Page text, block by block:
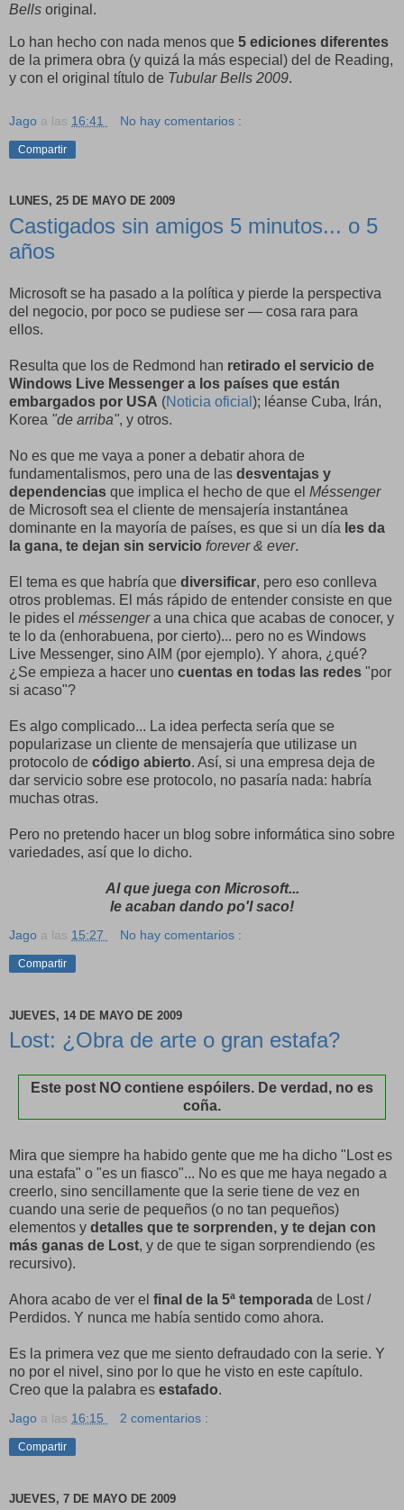
Bells original.
Lo han hecho con nada menos que 5 ediciones diferentes
de la primera obra (y quizá la más especial) del de Reading,
y con el original título de Tubular Bells 2009.
Jago a las 16:41 No hay comentarios :
Compartir
LUNES, 25 DE MAYO DE 2009
Castigados sin amigos 5 minutos... o 5
años
Microsoft se ha pasado a la política y pierde la perspectiva
del negocio, por poco se pudiese ser — cosa rara para
ellos.
Resulta que los de Redmond han retirado el servicio de
Windows Live Messenger a los países que están
embargados por USA (Noticia oficial ); léanse Cuba, Irán,
Korea "de arriba", y otros.
No es que me vaya a poner a debatir ahora de
fundamentalismos, pero una de las desventajas y
dependencias que implica el hecho de que el Méssenger
de Microsoft sea el cliente de mensajería instantánea
dominante en la mayoría de países, es que si un día les da
la gana, te dejan sin servicio forever & ever.
El tema es que habría que diversificar, pero eso conlleva
otros problemas. El más rápido de entender consiste en que
le pides el méssengera una chica que acabas de conocer, y
te lo da (enhorabuena, por cierto)... pero no es Windows
Live Messenger, sino AIM (por ejemplo). Y ahora, ¿qué?
¿Se empieza a hacer uno cuentas en todas las redes "por
si acaso"?
Es algo complicado... La idea perfecta sería que se
popularizase un cliente de mensajería que utilizase un
protocolo de código abierto. Así, si una empresa deja de
dar servicio sobre ese protocolo, no pasaría nada: habría
muchas otras.
Pero no pretendo hacer un blog sobre informática sino sobre
variedades, así que lo dicho.
Al que juega con Microsoft...
le acaban dando po'l saco!
Jago a las 15:27 No hay comentarios :
Compartir
JUEVES, 14 DE MAYO DE 2009
Lost: ¿Obra de arte o gran estafa?
Este post NO contiene espóilers. De verdad, no es
coña.
Mira que siempre ha habido gente que me ha dicho "Lost es
una estafa" o "es un fiasco"... No es que me haya negado a
creerlo, sino sencillamente que la serie tiene de vez en
cuando una serie de pequeños (o no tan pequeños)
elementos y detalles que te sorprenden, y te dejan con
más ganas de Lost, y de que te sigan sorprendiendo (es
recursivo).
Ahora acabo de ver el final de la 5ª temporada de Lost /
Perdidos. Y nunca me había sentido como ahora.
Es la primera vez que me siento defraudado con la serie. Y
no por el nivel, sino por lo que he visto en este capítulo.
Creo que la palabra es estafado.
Jago a las 16:15 2 comentarios :
Compartir
JUEVES, 7 DE MAYO DE 2009